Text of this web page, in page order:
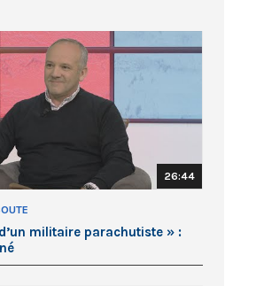
26:44
militaire parachutiste » :